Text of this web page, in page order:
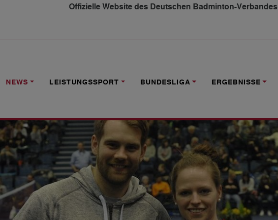
Offizielle Website des Deutschen Badminton-Verbandes
NEWS LEISTUNGSSPORT BUNDESLIGA ERGEBNISSE